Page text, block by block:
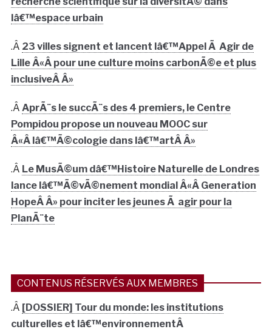
lâ€™espace urbain
.Â 23 villes signent et lancent lâ€™Appel Ã Agir de
Lille Â«Â pour une culture moins carbonÃ©e et plus
inclusiveÂ Â»
.Â AprÃ¨s le succÃ¨s des 4 premiers, le Centre
Pompidou propose un nouveau MOOC sur
Â«Â lâ€™Ã©cologie dans lâ€™artÂ Â»
.Â Le MusÃ©um dâ€™Histoire Naturelle de Londres
lance lâ€™Ã©vÃ©nement mondial Â«Â Generation
HopeÂ Â» pour inciter les jeunes Ã agir pour la
PlanÃ¨te
CONTENUS RÉSERVÉS AUX MEMBRES
.Â [DOSSIER] Tour du monde: les institutions
culturelles et lâ€™environnementÂ